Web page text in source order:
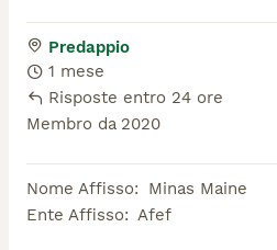
Predappio
1 mese
Risposte entro 24 ore
Membro da 2020
Nome Affisso:
Minas Maine
Ente Affisso: Afef